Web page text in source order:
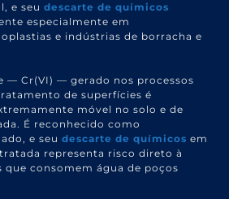
e seudescarte de químicos
especialmente em
e indústrias de borracha e
— Cr(VI) — gerado nos processos
de superfícies é
móvel no solo e de
É reconhecido como
e seudescarte de químicos em
representa risco direto à
que consomem água de poços